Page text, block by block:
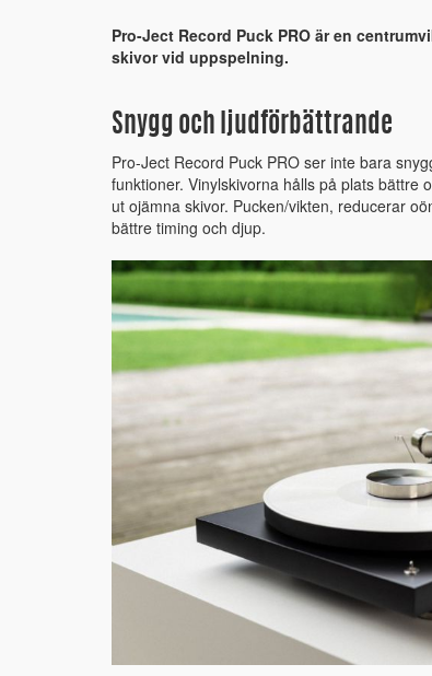
Pro-Ject Record Puck PRO är en
skivor vid uppspelning.
Snygg och ljudförbättrande
Pro-Ject Record Puck PRO ser inte bara
funktioner. Vinylskivorna hålls på plats bättre
ut ojämna skivor. Pucken/vikten, reducerar
bättre timing och djup.